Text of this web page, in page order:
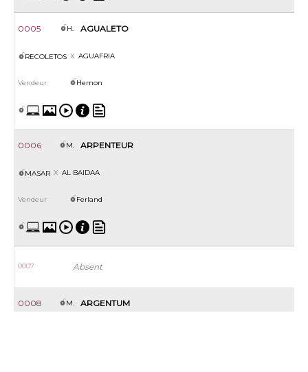
0005 H. AGUALETO
RECOLETOS AGUAFRIA
Hernon
0006 M. ARPENTEUR
MASAR AL BAIDAA
Ferland
0007 Absent
0008 M. ARGENTUM